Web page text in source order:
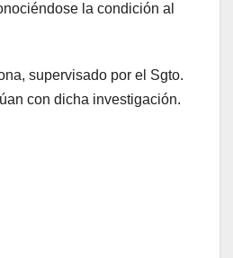
la condición al
supervisado por el Sgto.
con dicha investigación.